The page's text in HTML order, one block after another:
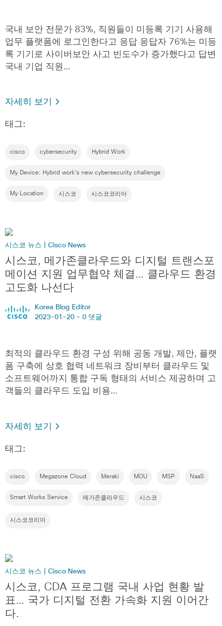
국내 보안 전문가 83%, 직원들이 미등록 기기 사용해
업무 플랫폼에 로그인한다고 응답 응답자 76%는 미등
록 기기로 사이버보안 사고 빈도수가 증가했다고 답변
국내 기업 직원…
자세히 보기
태그:
cisco cybersecurity Hybrid Work
My Device: Hybrid work’s new cybersecurity challenge
My Location 시스코 시스코코리아
시스코 뉴스 | Cisco News
시스코, 메가존클라우드와 디지털 트랜스포
메이션 지원 업무협약 체결… 클라우드 환경
고도화 나선다
Korea Blog Editor
2023-01-20 - 0 댓글
최적의 클라우드 환경 구성 위해 공동 개발, 제안, 플랫
폼 구축에 상호 협력 네트워크 장비부터 클라우드 및
소프트웨어까지 통합 구독 형태의 서비스 제공하며 고
객들의 클라우드 도입 비용…
자세히 보기
태그:
cisco Megazone Cloud Meraki MOU MSP NaaS
Smart Works Service 메가존클라우드 시스코
시스코코리아
시스코 뉴스 | Cisco News
시스코, CDA 프로그램 국내 사업 현황 발
표… 국가 디지털 전환 가속화 지원 이어간
다.